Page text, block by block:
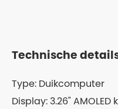
Technische
Type: Duikcomputer
Display: 3.26"